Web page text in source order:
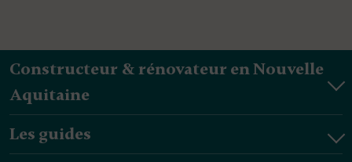
Constructeur & rénovateur en Nouvelle
Aquitaine
Les guides